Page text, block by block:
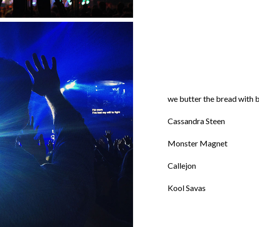
we butter the bread with
Cassandra Steen
Monster Magnet
Callejon
Kool Savas